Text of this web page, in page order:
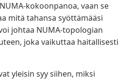
kokoonpanoa, vaan se
mitä tahansa syöttämääsi
johtaa NUMA-topologian
joka vaikuttaa haitallisesti
yleisin syy siihen, miksi